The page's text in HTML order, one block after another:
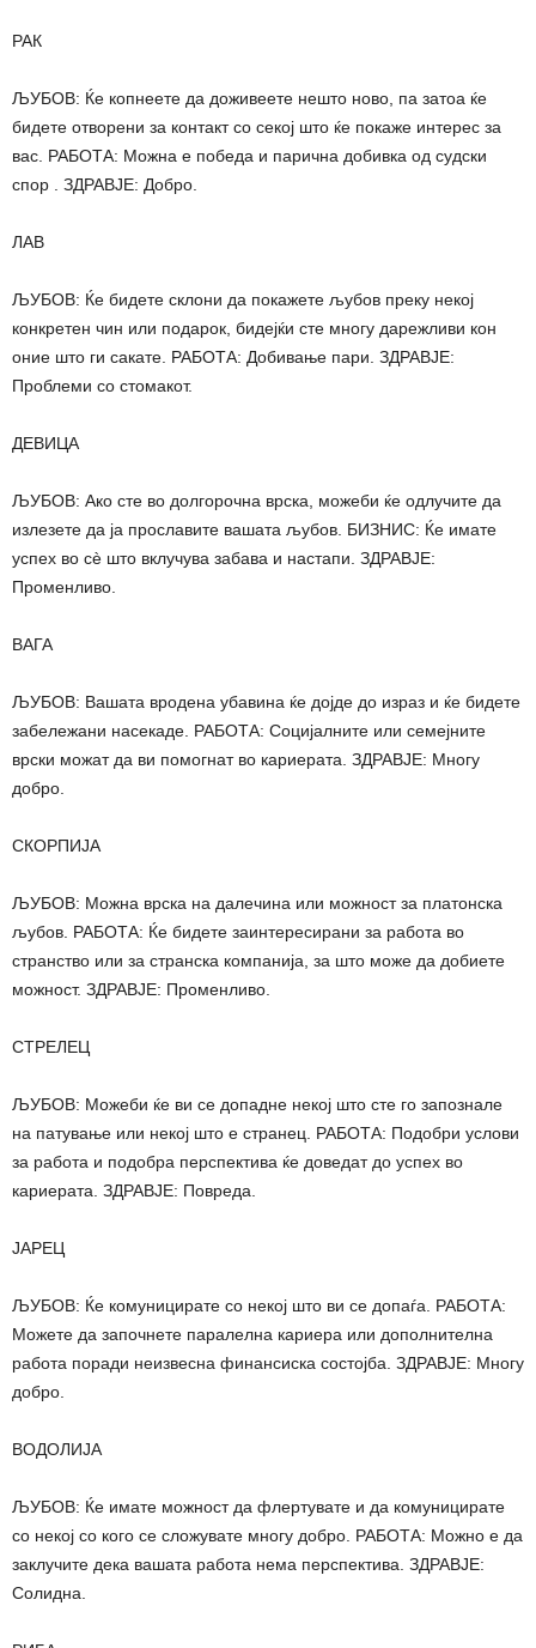
РАК
ЉУБОВ: Ќе копнеете да доживеете нешто ново, па затоа ќе
бидете отворени за контакт со секој што ќе покаже интерес за
вас. РАБОТА: Можна е победа и парична добивка од судски
спор . ЗДРАВЈЕ: Добро.
ЛАВ
ЉУБОВ: Ќе бидете склони да покажете љубов преку некој
конкретен чин или подарок, бидејќи сте многу дарежливи кон
оние што ги сакате. РАБОТА: Добивање пари. ЗДРАВЈЕ:
Проблеми со стомакот.
ДЕВИЦА
ЉУБОВ: Ако сте во долгорочна врска, можеби ќе одлучите да
излезете да ја прославите вашата љубов. БИЗНИС: Ќе имате
успех во сè што вклучува забава и настапи. ЗДРАВЈЕ:
Променливо.
ВАГА
ЉУБОВ: Вашата вродена убавина ќе дојде до израз и ќе бидете
забележани насекаде. РАБОТА: Социјалните или семејните
врски можат да ви помогнат во кариерата. ЗДРАВЈЕ: Многу
добро.
СКОРПИЈА
ЉУБОВ: Можна врска на далечина или можност за платонска
љубов. РАБОТА: Ќе бидете заинтересирани за работа во
странство или за странска компанија, за што може да добиете
можност. ЗДРАВЈЕ: Променливо.
СТРЕЛЕЦ
ЉУБОВ: Можеби ќе ви се допадне некој што сте го запознале
на патување или некој што е странец. РАБОТА: Подобри услови
за работа и подобра перспектива ќе доведат до успех во
кариерата. ЗДРАВЈЕ: Повреда.
ЈАРЕЦ
ЉУБОВ: Ќе комуницирате со некој што ви се допаѓа. РАБОТА:
Можете да започнете паралелна кариера или дополнителна
работа поради неизвесна финансиска состојба. ЗДРАВЈЕ: Многу
добро.
ВОДОЛИЈА
ЉУБОВ: Ќе имате можност да флертувате и да комуницирате
со некој со кого се сложувате многу добро. РАБОТА: Можно е да
заклучите дека вашата работа нема перспектива. ЗДРАВЈЕ:
Солидна.